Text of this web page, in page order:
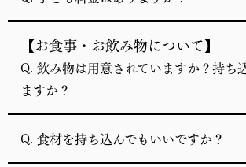
【お食事・お飲み物について】
Q. 飲み物は用意されていますか？持ち
ますか？
Q. 食材を持ち込んでもいいですか？